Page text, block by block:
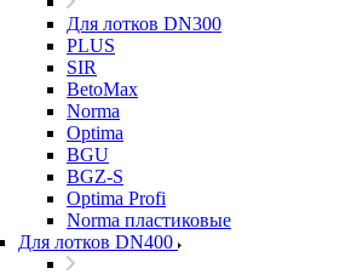
Для лотков DN300
PLUS
SIR
BetoMax
Norma
Optima
BGU
BGZ-S
Optima Profi
Norma пластиковые
Для лотков DN400